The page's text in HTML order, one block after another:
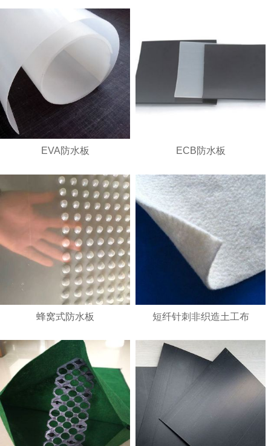
EVA防水板 ECB防水板
蜂窝式防水板 短纤针刺非织造土工布